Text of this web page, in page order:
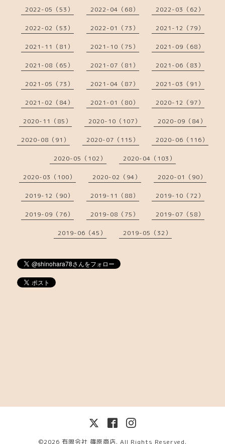
2022-05（53） 2022-04（68） 2022-03（62）
2022-02（53） 2022-01（73） 2021-12（79）
2021-11（81） 2021-10（75） 2021-09（68）
2021-08（65） 2021-07（81） 2021-06（83）
2021-05（73） 2021-04（87） 2021-03（91）
2021-02（84） 2021-01（80） 2020-12（97）
2020-11（85） 2020-10（107） 2020-09（84）
2020-08（91） 2020-07（115） 2020-06（116）
2020-05（102） 2020-04（103）
2020-03（100） 2020-02（94） 2020-01（90）
2019-12（90） 2019-11（88） 2019-10（72）
2019-09（76） 2019-08（75） 2019-07（58）
2019-06（45） 2019-05（32）
©2026 有限会社 篠原商店. All Rights Reserved.